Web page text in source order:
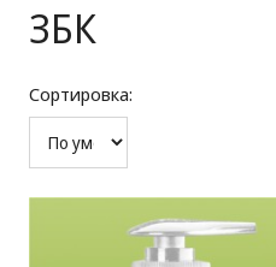
прачечных)
ЗБК
Сортировка: